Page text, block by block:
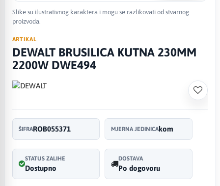
Slike su ilustrativnog karaktera i mogu se razlikovati od stvarnog
proizvoda.
ARTIKAL
DEWALT BRUSILICA KUTNA 230MM
2200W DWE494
ŠIFRAROB055371 MJERNA JEDINICAkom
STATUS ZALIHE
Dostupno
DOSTAVA
Po dogovoru